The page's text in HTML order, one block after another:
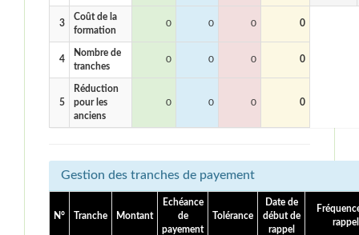
3
Coût de la
formation
0 0 0 0
4
Nombre de
tranches
0 0 0 0
5
Réduction
pour les
anciens
0 0 0 0
Gestion des tranches de payement
N° Tranche Montant
Echéance
de
payement
Tolérance
Date de
début de
rappel
rappel